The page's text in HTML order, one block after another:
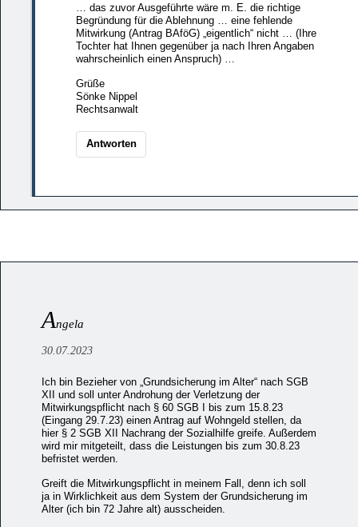
… das zuvor Ausgeführte wäre m. E. die richtige
Begründung für die Ablehnung … eine fehlende
Mitwirkung (Antrag BAföG) „eigentlich“ nicht … (Ihre
Tochter hat Ihnen gegenüber ja nach Ihren Angaben
wahrscheinlich einen Anspruch) …
Grüße
Sönke Nippel
Rechtsanwalt
Antworten
Angela
30.07.2023
Ich bin Bezieher von „Grundsicherung im Alter“ nach SGB
XII und soll unter Androhung der Verletzung der
Mitwirkungspflicht nach § 60 SGB I bis zum 15.8.23
(Eingang 29.7.23) einen Antrag auf Wohngeld stellen, da
hier § 2 SGB XII Nachrang der Sozialhilfe greife. Außerdem
wird mir mitgeteilt, dass die Leistungen bis zum 30.8.23
befristet werden.
Greift die Mitwirkungspflicht in meinem Fall, denn ich soll
ja in Wirklichkeit aus dem System der Grundsicherung im
Alter (ich bin 72 Jahre alt) ausscheiden.